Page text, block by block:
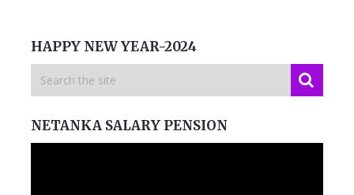
HAPPY NEW YEAR-2024
NETANKA SALARY PENSION